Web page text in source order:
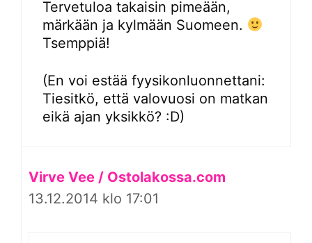
Tervetuloa takaisin pimeään,
märkään ja kylmään Suomeen.
Tsemppiä!
(En voi estää fyysikonluonnettani:
Tiesitkö, että valovuosi on matkan
eikä ajan yksikkö? :D)
Virve Vee / Ostolakossa.com
13.12.2014 klo 17:01